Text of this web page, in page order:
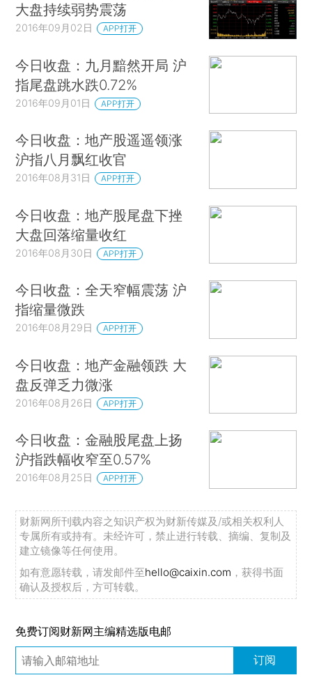
大盘持续弱势震荡
2016年09月02日 APP打开
今日收盘：九月黯然开局 沪
指尾盘跳水跌0.72%
2016年09月01日 APP打开
今日收盘：地产股遥遥领涨
沪指八月飘红收官
2016年08月31日 APP打开
今日收盘：地产股尾盘下挫
大盘回落缩量收红
2016年08月30日 APP打开
今日收盘：全天窄幅震荡 沪
指缩量微跌
2016年08月29日 APP打开
今日收盘：地产金融领跌 大
盘反弹乏力微涨
2016年08月26日 APP打开
今日收盘：金融股尾盘上扬
沪指跌幅收窄至0.57%
2016年08月25日 APP打开
财新网所刊载内容之知识产权为财新传媒及/或相关权利人
专属所有或持有。未经许可，禁止进行转载、摘编、复制及
建立镜像等任何使用。
如有意愿转载，请发邮件至hello@caixin.com ，获得书面
确认及授权后，方可转载。
免费订阅财新网主编精选版电邮
订阅